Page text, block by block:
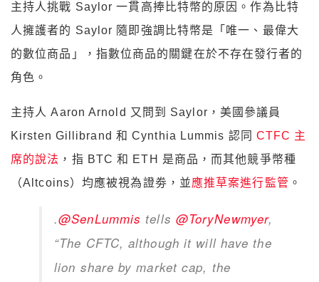
主持人挑戰 Saylor 一貫高捧比特幣的原因。作為比特
人擁護者的 Saylor 隨即強調比特幣是「唯一、最偉大
的數位商品」，指數位商品的關鍵在於不存在發行者的
角色。
主持人 Aaron Arnold 又問到 Saylor，美國參議員
Kirsten Gillibrand 和 Cynthia Lummis 認同 CTFC 主
席的說法 ，指 BTC 和 ETH 是商品，而其他競爭幣種
（Altcoins）均應被視為證劵，並應推草案進行監管 。
.@SenLummis tells @ToryNewmyer,
“The CFTC, although it will have the
lion share by market cap, the